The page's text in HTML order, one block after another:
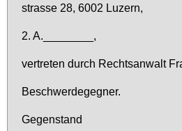
stras­se 28, 6002 Lu­zern,
2. A.________,
ver­tre­ten durch Rechts­an­walt
Be­schwer­de­geg­ner.
Ge­gen­stand